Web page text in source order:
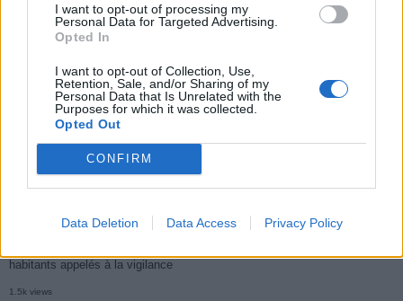
I want to opt-out of processing my
Personal Data for Targeted Advertising.
Opted In
I want to opt-out of Collection, Use,
Retention, Sale, and/or Sharing of my
Personal Data that Is Unrelated with the
Purposes for which it was collected.
Opted Out
CONFIRM
Data Deletion Data Access Privacy Policy
Ce cancer mortel explose chez les personnes nées après 1980 : le
Je suis cardiologue et voici le seul chocolat que je valide : c’est le
meilleur pour le cœur
habitants appelés à la vigilance
1.5k views